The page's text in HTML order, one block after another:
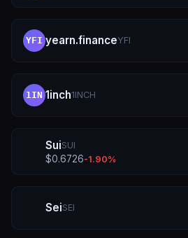
YFI yearn.financeYFI
1IN 1inch1INCH
SuiSUI
$0.6726-1.90%
SeiSEI